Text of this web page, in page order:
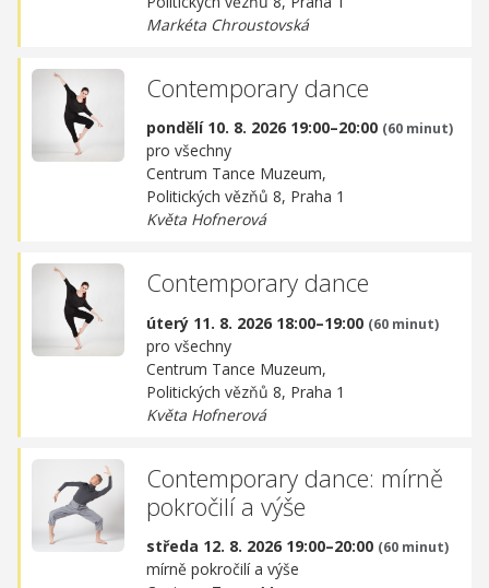
Markéta Chroustovská
Contemporary dance
pondělí 10. 8. 2026 19:00–20:00 (60 minut)
pro všechny
Centrum Tance Muzeum,
Politických vězňů 8, Praha 1
Květa Hofnerová
Contemporary dance
úterý 11. 8. 2026 18:00–19:00 (60 minut)
pro všechny
Centrum Tance Muzeum,
Politických vězňů 8, Praha 1
Květa Hofnerová
Contemporary dance: mírně
pokročilí a výše
středa 12. 8. 2026 19:00–20:00 (60 minut)
mírně pokročilí a výše